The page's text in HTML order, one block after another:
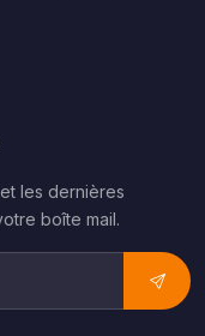
les dernières
boîte mail.